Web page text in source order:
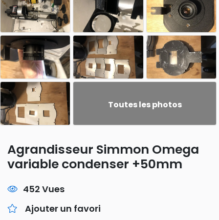
Toutes les photos
Agrandisseur Simmon Omega
variable condenser +50mm
452 Vues
Ajouter un favori